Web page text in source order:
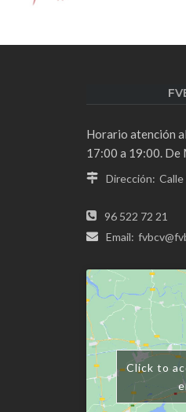
Horario atención
17:00 a 19:00. De
Dirección:
96 522 72 21
Email:
Click to